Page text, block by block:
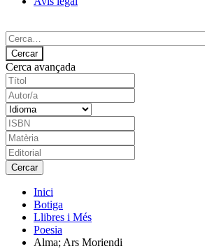
Cerca avançada
Inici
Botiga
Llibres i Més
Poesia
Alma; Ars Moriendi